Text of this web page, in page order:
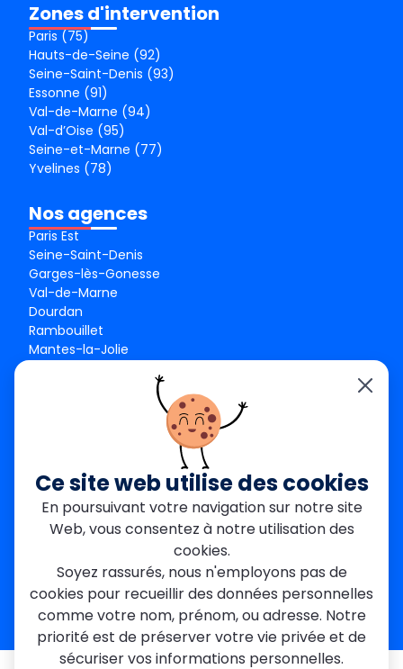
Zones d'intervention
Paris (75)
Hauts-de-Seine (92)
Seine-Saint-Denis (93)
Essonne (91)
Val-de-Marne (94)
Val-d’Oise (95)
Seine-et-Marne (77)
Yvelines (78)
Nos agences
Paris Est
Seine-Saint-Denis
Garges-lès-Gonesse
Val-de-Marne
Dourdan
Rambouillet
Mantes-la-Jolie
contact@metallerie-grand-paris.com
46 bis Av. du Maine, 75015 Paris
Mentions légales
Politique De Confidentialité
Cookies
CGV
Engagements Clients
À propos
Blog Plan du site Avis FAQ
Ce site web utilise des cookies
En poursuivant votre navigation sur notre site
Web, vous consentez à notre utilisation des
cookies.
Soyez rassurés, nous n'employons pas de
cookies pour recueillir des données personnelles
comme votre nom, prénom, ou adresse. Notre
priorité est de préserver votre vie privée et de
sécuriser vos informations personnelles.